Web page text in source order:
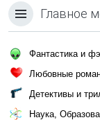
Главное
Фантастика и
Любовные
Детективы и
Наука,